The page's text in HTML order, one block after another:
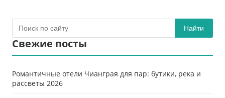
Найти
Свежие посты
Романтичные отели Чианграя для пар: бутики, река и
рассветы 2026